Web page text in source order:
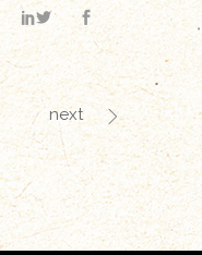
next